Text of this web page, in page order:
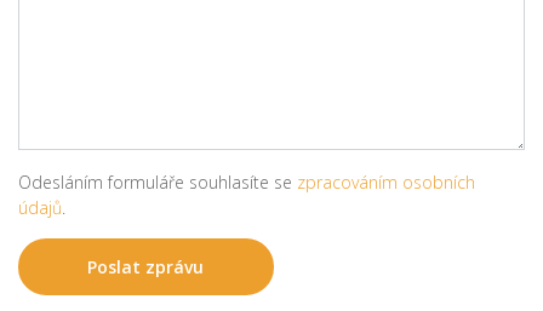
Odesláním formuláře souhlasíte se zpracováním osobních
údajů